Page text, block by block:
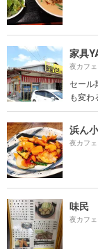
家具
夜カフ
セール
も変わ
浜ん
夜カフ
味民
夜カフ